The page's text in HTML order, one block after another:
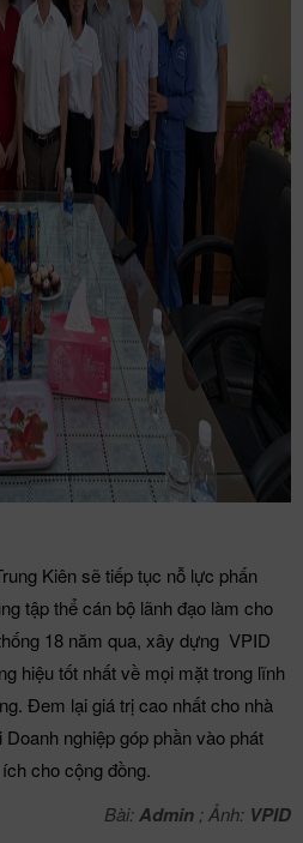
Kiên sẽ tiếp tục nỗ lực phấn
tập thể cán bộ lãnh đạo làm cho
18 năm qua, xây dựng VPID
hiệu tốt nhất về mọi mặt trong lĩnh
Đem lại giá trị cao nhất cho nhà
nghiệp góp phần vào phát
cho cộng đồng.
Bài:Admin ; Ảnh: VPID